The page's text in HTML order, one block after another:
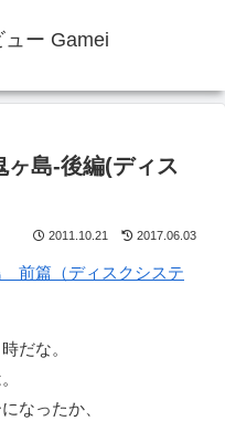
ー Gamei
島-後編(ディス
2011.10.21 2017.06.03
前篇（ディスクシステ
だな。
なったか、